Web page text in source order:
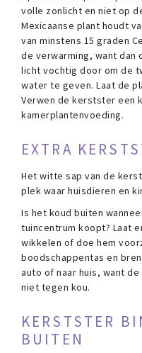
volle zonlicht en niet op
Mexicaanse plant houdt
van minstens 15 graden
de verwarming, want dan
licht vochtig door om de
water te geven. Laat de
Verwen de kerstster een
kamerplantenvoeding.
EXTRA
Het witte sap van de
plek waar huisdieren en
Is het koud buiten
tuincentrum koopt? Laat
wikkelen of doe hem
boodschappentas en
auto of naar huis, want
niet tegen kou.
KERSTSTER
BUITEN